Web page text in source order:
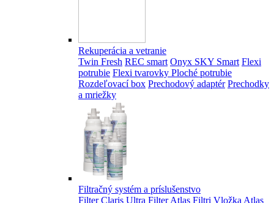
Rekuperácia a vetranie
Twin Fresh REC smart Onyx SKY Smart Flexi
potrubie Flexi tvarovky Ploché potrubie
Rozdeľovací box Prechodový adaptér Prechodky
a mriežky
Filtračný systém a príslušenstvo
Filter Claris Ultra Filter Atlas Filtri Vložka Atlas